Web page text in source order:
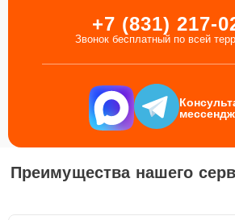
+7 (831) 217-
Звонок бесплатный по всей
Преимущества нашего